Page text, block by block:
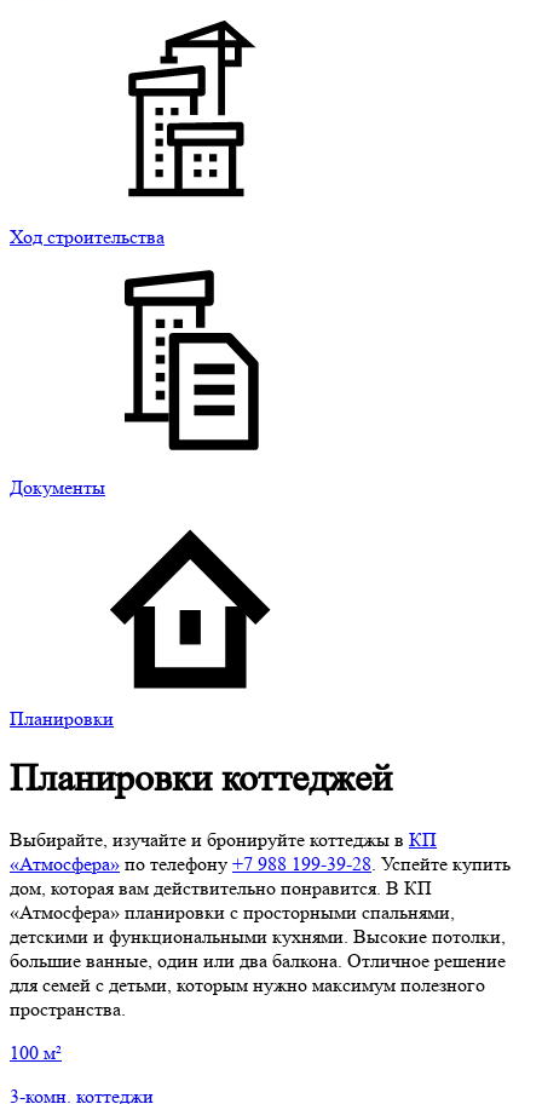
Ход строительства
Документы
Планировки
Планировки коттеджей
Выбирайте, изучайте и бронируйте коттеджы в КП
«Атмосфера» по телефону +7 988 199‑39‑28. Успейте купить
дом, которая вам действительно понравится. В КП
«Атмосфера» планировки с просторными спальнями,
детскими и функциональными кухнями. Высокие потолки,
большие ванные, один или два балкона. Отличное решение
для семей с детьми, которым нужно максимум полезного
пространства.
100 м²
3-комн. коттеджи